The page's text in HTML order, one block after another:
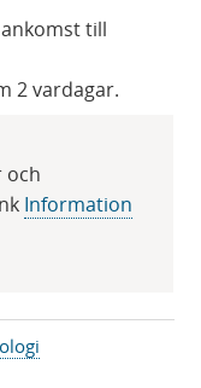
till
2 vardagar.​
och
Information